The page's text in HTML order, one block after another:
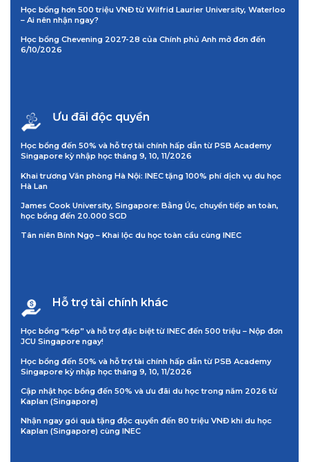
Học bổng hơn 500 triệu VNĐ từ Wilfrid Laurier University, Waterloo
– Ai nên nhận ngay?
Học bổng Chevening 2027-28 của Chính phủ Anh mở đơn đến
6/10/2026
Ưu đãi độc quyền
Học bổng đến 50% và hỗ trợ tài chính hấp dẫn từ PSB Academy
Singapore kỳ nhập học tháng 9, 10, 11/2026
Khai trương Văn phòng Hà Nội: INEC tặng 100% phí dịch vụ du học
Hà Lan
James Cook University, Singapore: Bằng Úc, chuyển tiếp an toàn,
học bổng đến 20.000 SGD
Tân niên Bính Ngọ – Khai lộc du học toàn cầu cùng INEC
Hỗ trợ tài chính khác
Học bổng “kép” và hỗ trợ đặc biệt từ INEC đến 500 triệu – Nộp đơn
JCU Singapore ngay!
Học bổng đến 50% và hỗ trợ tài chính hấp dẫn từ PSB Academy
Singapore kỳ nhập học tháng 9, 10, 11/2026
Cập nhật học bổng đến 50% và ưu đãi du học trong năm 2026 từ
Kaplan (Singapore)
Nhận ngay gói quà tặng độc quyền đến 80 triệu VNĐ khi du học
Kaplan (Singapore) cùng INEC